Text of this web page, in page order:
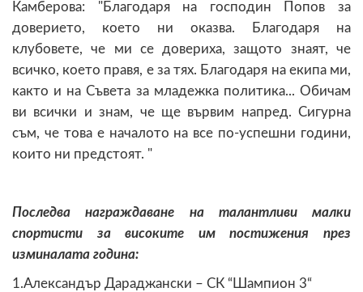
Камберова: "Благодаря на господин Попов за
доверието, което ни оказва. Благодаря на
клубовете, че ми се довериха, защото знаят, че
всичко, което правя, е за тях. Благодаря на екипа ми,
както и на Съвета за младежка политика... Обичам
ви всички и знам, че ще вървим напред. Сигурна
съм, че това е началото на все по-успешни години,
които ни предстоят. "
Последва награждаване на талантливи малки
спортисти за високите им постижения през
изминалата година:
1.Александър Дараджански – СК “Шампион 3“